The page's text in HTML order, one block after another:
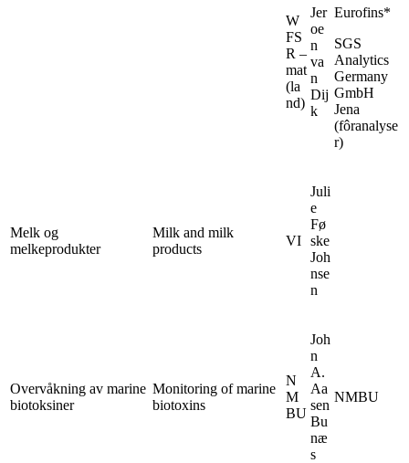
W
FS
R –
mat
(la
nd)
Jer
oe
n
va
n
Dij
k
Eurofins*
SGS
Analytics
Germany
GmbH
Jena
(fôranalyse
r)
Melk og
melkeprodukter
Milk and milk
products
VI
Juli
e
Fø
ske
Joh
nse
n
Overvåkning av marine
biotoksiner
Monitoring of marine
biotoxins
N
M
BU
Joh
n
A.
Aa
sen
Bu
næ
s
NMBU